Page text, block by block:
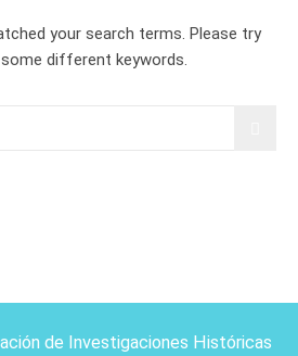
your search terms. Please try
different keywords.
de Investigaciones Históricas